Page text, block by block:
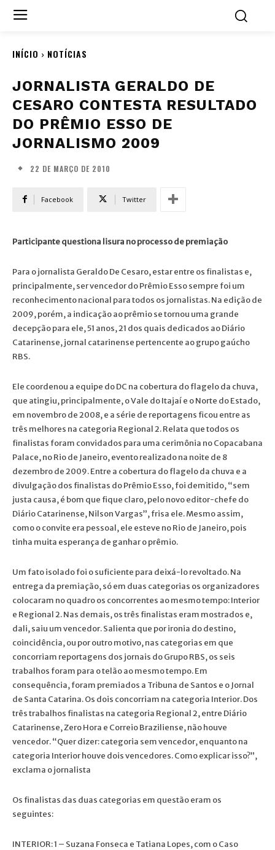
INÍCIO NOTÍCIAS
JORNALISTA GERALDO DE
CESARO CONTESTA RESULTADO
DO PRÊMIO ESSO DE
JORNALISMO 2009
22 DE MARÇO DE 2010
Facebook Twitter
Participante questiona lisura no processo de premiação
Para o jornalista Geraldo De Cesaro, estar entre os finalistas e,
principalmente, ser vencedor do Prêmio Esso sempre foi um
reconhecimento nacional para todos os jornalistas. Na edição de
2009, porém, a indicação ao prêmio se tornou uma grande
decepção para ele, 51 anos, 21 dos quais dedicados ao Diário
Catarinense, jornal catarinense pertencente ao grupo gaúcho
RBS.
Ele coordenou a equipe do DC na cobertura do flagelo da chuva,
que atingiu, principalmente, o Vale do Itajaí e o Norte do Estado,
em novembro de 2008, e a série de reportagens ficou entre as
três melhores na categoria Regional 2. Relata que todos os
finalistas foram convidados para uma cerimônia no Copacabana
Palace, no Rio de Janeiro, evento realizado na noite de 8
dezembro de 2009. Entre a cobertura do flagelo da chuva e a
divulgação dos finalistas do Prêmio Esso, foi demitido, “sem
justa causa, é bom que fique claro, pelo novo editor-chefe do
Diário Catarinense, Nilson Vargas”, frisa ele. Mesmo assim,
como o convite era pessoal, ele esteve no Rio de Janeiro, pois
tinha muita esperança de ganhar o prêmio.
Um fato isolado foi o suficiente para deixá-lo revoltado. Na
entrega da premiação, só em duas categorias os organizadores
colocaram no quadro os concorrentes ao mesmo tempo: Interior
e Regional 2. Nas demais, os três finalistas eram mostrados e,
dali, saiu um vencedor. Salienta que por ironia do destino,
coincidência, ou por outro motivo, nas categorias em que
concorriam reportagens dos jornais do Grupo RBS, os seis
trabalhos foram para o telão ao mesmo tempo. Em
consequência, foram premiados a Tribuna de Santos e o Jornal
de Santa Catarina. Os dois concorriam na categoria Interior. Dos
três trabalhos finalistas na categoria Regional 2, entre Diário
Catarinense, Zero Hora e Correio Braziliense, não houve
vencedor. “Quer dizer: categoria sem vencedor, enquanto na
categoria Interior houve dois vencedores. Como explicar isso?”,
exclama o jornalista
Os finalistas das duas categorias em questão eram os
seguintes:
INTERIOR: 1 – Suzana Fonseca e Tatiana Lopes, com o Caso